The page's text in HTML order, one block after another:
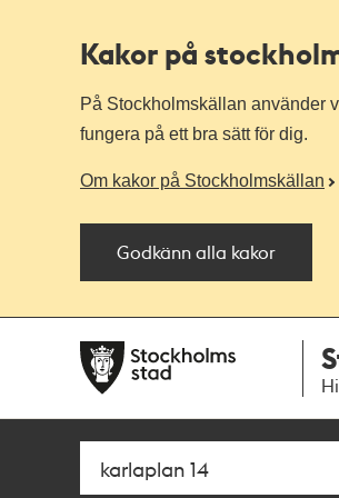
Kakor på
På Stockholmskällan använder
fungera på ett bra sätt för dig.
Om kakor på Stockholmskällan
Godkänn alla kakor
navigationen
huvudinnehållet
Sök